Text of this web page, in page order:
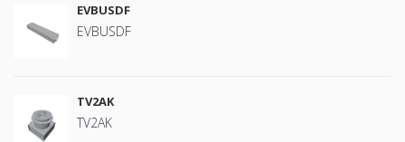
EVBUSDF
EVBUSDF
TV2AK
TV2AK